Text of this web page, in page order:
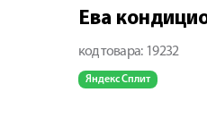
Ева
код товара: 19232
Яндекс Сплит